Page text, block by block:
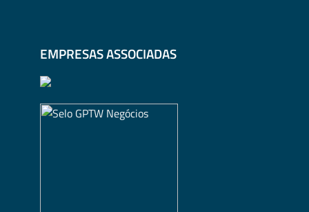
EMPRESAS ASSOCIADAS